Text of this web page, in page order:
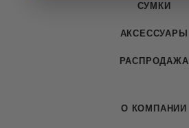
СУМКИ
АКСЕССУАРЫ
РАСПРОДАЖА
О КОМПАНИИ